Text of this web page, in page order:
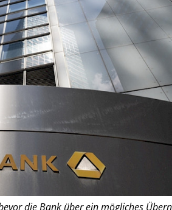
die Bank über ein mögliches